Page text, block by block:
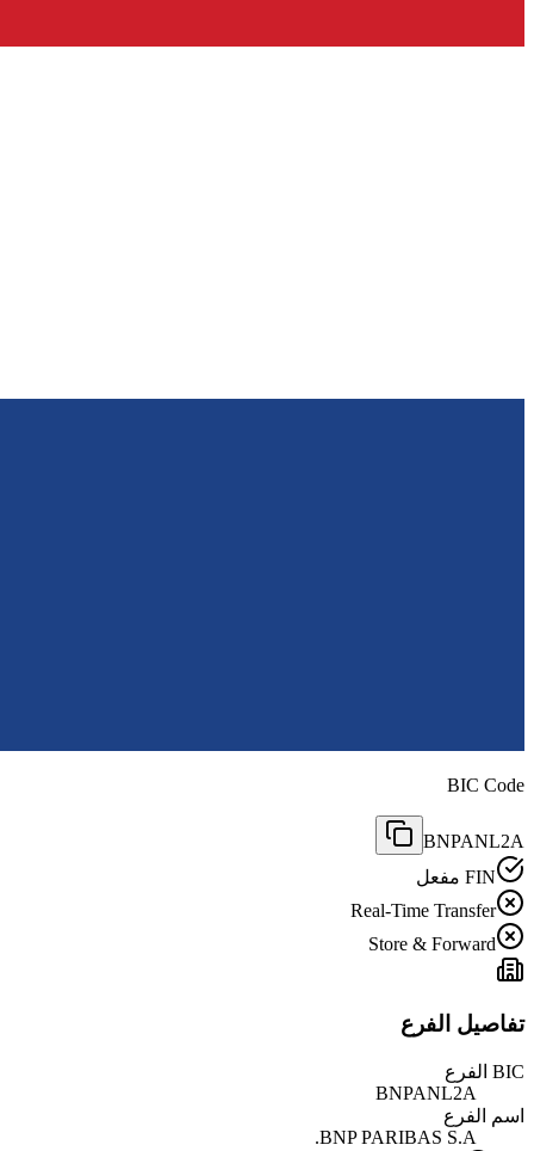
BIC Code
BNPANL2A
FIN مفعل
Real-Time Transfer
Store & Forward
تفاصيل الفرع
BIC الفرع
BNPANL2A
اسم الفرع
BNP PARIBAS S.A.